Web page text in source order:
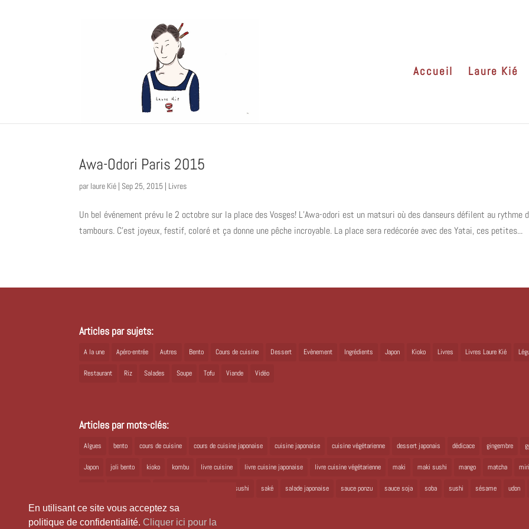
En utilisant ce site vous acceptez sa
politique de confidentialité. Cliquer ici pour la
Accueil Laure Kié
Awa-Odori Paris 2015
par laure Kié | Sep 25, 2015 | Livres
Un bel événement prévu le 2 octobre sur la place des Vosges! L’Awa-odori est un matsuri où des danseurs défilent au rythme
tambours. C’est joyeux, festif, coloré et ça donne une pêche incroyable. La place sera redécorée avec des Yatai, ces petites...
Articles par sujets:
A la une Apéro-entrée Autres Bento Cours de cuisine Dessert Evènement Ingrédients Japon Kioko Livres Livres Laure Kié
Restaurant Riz Salades Soupe Tofu Viande Vidéo
Articles par mots-clés:
Algues bento cours de cuisine cours de cuisine japonaise cuisine japonaise cuisine végétarienne dessert japonais dédicace gingembre
Japon joli bento kioko kombu livre cuisine livre cuisine japonaise livre cuisine végétarienne maki maki sushi mango matcha
recette sushi saké salade japonaise sauce ponzu sauce soja soba sushi sésame udon